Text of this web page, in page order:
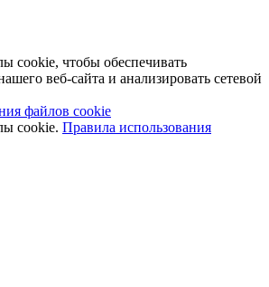
cookie, чтобы обеспечивать
веб-сайта и анализировать сетевой
файлов cookie
cookie. Правила использования